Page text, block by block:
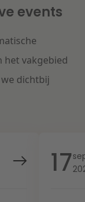
events
het vakgebied
dichtbij
17